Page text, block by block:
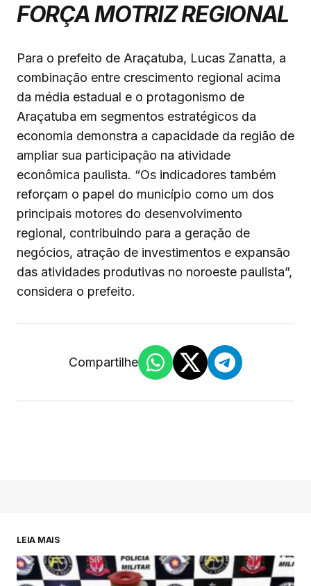
FORÇA MOTRIZ REGIONAL
Para o prefeito de Araçatuba, Lucas Zanatta, a
combinação entre crescimento regional acima
da média estadual e o protagonismo de
Araçatuba em segmentos estratégicos da
economia demonstra a capacidade da região de
ampliar sua participação na atividade
econômica paulista. “Os indicadores também
reforçam o papel do município como um dos
principais motores do desenvolvimento
regional, contribuindo para a geração de
negócios, atração de investimentos e expansão
das atividades produtivas no noroeste paulista”,
considera o prefeito.
Compartilhe
LEIA MAIS